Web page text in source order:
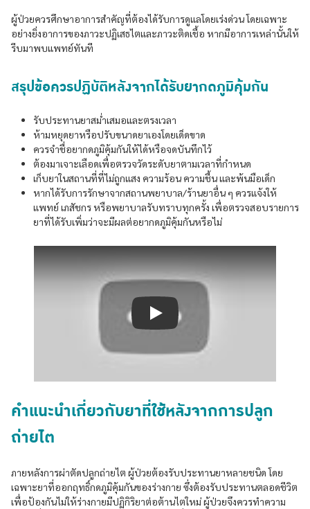
ผู้ป่วยควรศึกษาอาการสำคัญที่ต้องได้รับการดูแลโดยเร่งด่วน โดยเฉพาะ
อย่างยิ่งอาการของภาวะปฏิเสธไตและภาวะติดเชื้อ หากมีอาการเหล่านั้นให้
รีบมาพบแพทย์ทันที
สรุปข้อควรปฏิบัติหลังจากได้รับยากดภูมิคุ้มกัน
รับประทานยาสม่ำเสมอและตรงเวลา
ห้ามหยุดยาหรือปรับขนาดยาเองโดยเด็ดขาด
ควรจำชื่อยากดภูมิคุ้มกันให้ได้หรือจดบันทึกไว้
ต้องมาเจาะเลือดเพื่อตรวจวัดระดับยาตามเวลาที่กำหนด
เก็บยาในสถานที่ที่ไม่ถูกแสง ความร้อน ความชื้น และพ้นมือเด็ก
หากได้รับการรักษาจากสถานพยาบาล/ร้านยาอื่น ๆ ควรแจ้งให้
แพทย์ เภสัชกร หรือพยาบาลรับทราบทุกครั้ง เพื่อตรวจสอบรายการ
ยาที่ได้รับเพิ่มว่าจะมีผลต่อยากดภูมิคุ้มกันหรือไม่
Play
คำแนะนำเกี่ยวกับยาที่ใช้หลังจากการปลูก
ถ่ายไต
ภายหลังการผ่าตัดปลูกถ่ายไต ผู้ป่วยต้องรับประทานยาหลายชนิด โดย
เฉพาะยาที่ออกฤทธิ์กดภูมิคุ้มกันของร่างกาย ซึ่งต้องรับประทานตลอดชีวิต
เพื่อป้องกันไม่ให้ร่างกายมีปฏิกิริยาต่อต้านไตใหม่ ผู้ป่วยจึงควรทำความ